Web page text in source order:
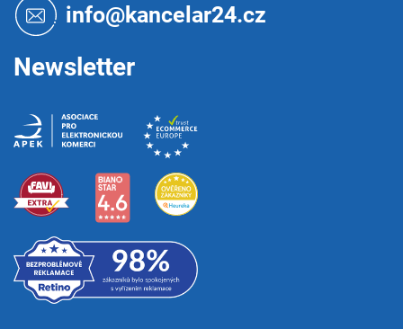
info@kancelar24.cz
Newsletter